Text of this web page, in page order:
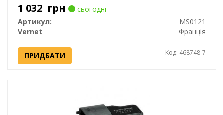
1 032 грн
сьогодні
Артикул:
MS0121
Vernet
Франція
ПРИДБАТИ Код: 468748-7